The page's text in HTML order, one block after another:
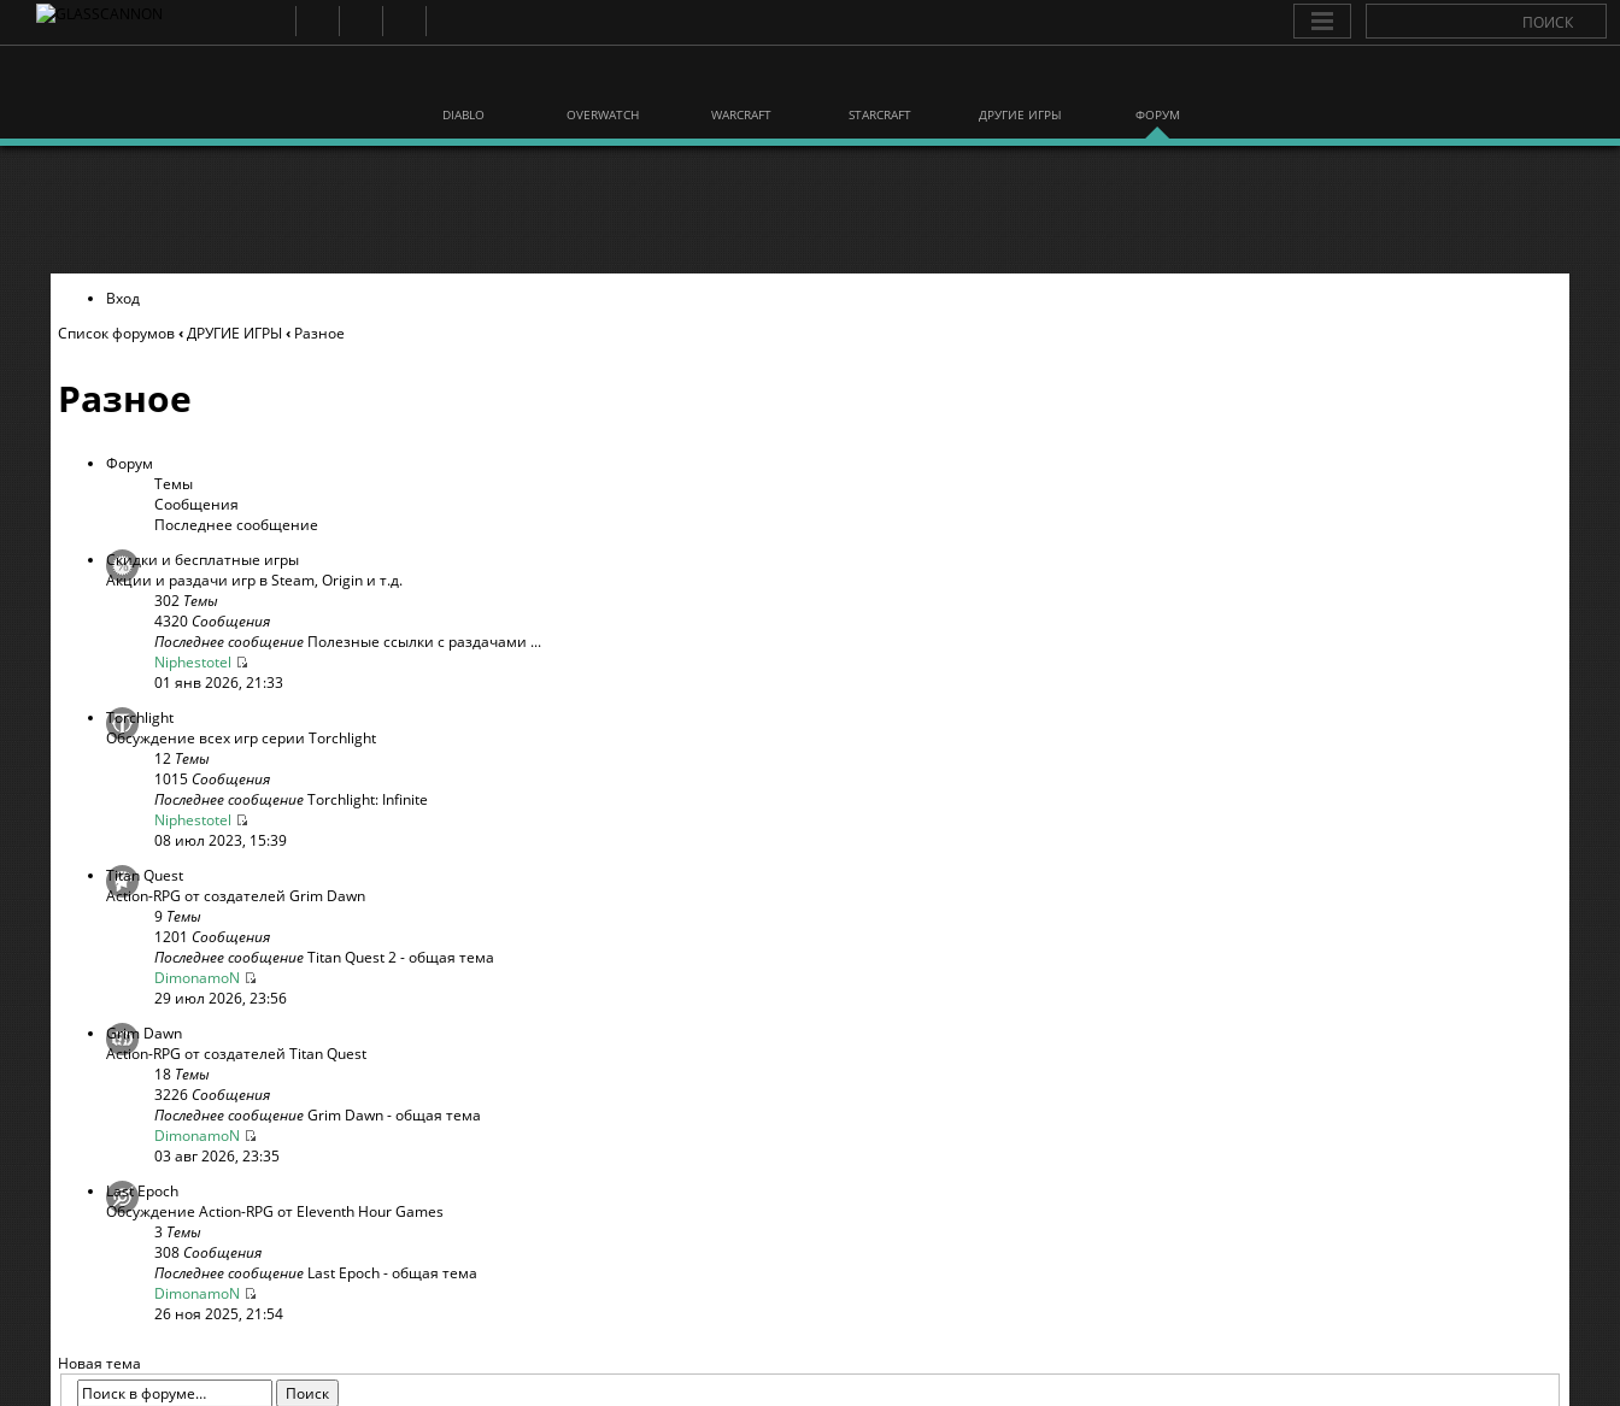
DIABLO OVERWATCH WARCRAFT STARCRAFT ДРУГИЕ ИГРЫ ФОРУМ
Вход
Список форумов‹ДРУГИЕ ИГРЫ ‹ Разное
Разное
Форум
Темы
Сообщения
Последнее сообщение
Скидки и бесплатные игры
Акции и раздачи игр в Steam, Origin и т.д.
302 Темы
4320Сообщения
Последнее сообщение Полезные ссылки с раздачами ...
Niphestotel
01 янв 2026, 21:33
Torchlight
Обсуждение всех игр серии Torchlight
12 Темы
1015Сообщения
Последнее сообщениеTorchlight: Infinite
Niphestotel
08 июл 2023, 15:39
Titan Quest
Action-RPG от создателей Grim Dawn
9 Темы
1201 Сообщения
Последнее сообщениеTitan Quest 2 - общая тема
DimonamoN
29 июл 2026, 23:56
Grim Dawn
Action-RPG от создателей Titan Quest
18 Темы
3226Сообщения
Последнее сообщениеGrim Dawn - общая тема
DimonamoN
03 авг 2026, 23:35
Last Epoch
Обсуждение Action-RPG от Eleventh Hour Games
3 Темы
308Сообщения
Последнее сообщение Last Epoch - общая тема
DimonamoN
26 ноя 2025, 21:54
Новая тема